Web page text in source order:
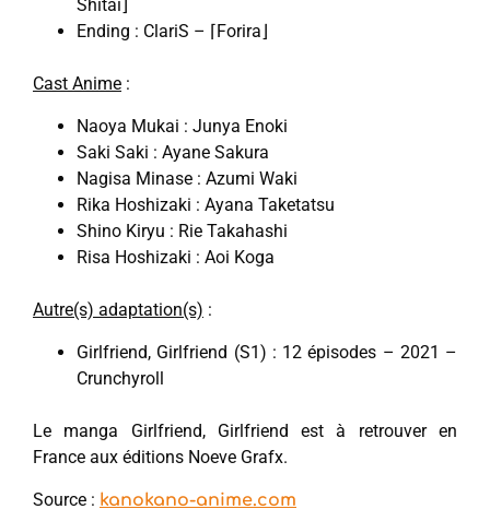
Shitai⌋
Ending : ClariS – ⌈Forira⌋
Cast Anime :
Naoya Mukai : Junya Enoki
Saki Saki : Ayane Sakura
Nagisa Minase : Azumi Waki
Rika Hoshizaki : Ayana Taketatsu
Shino Kiryu : Rie Takahashi
Risa Hoshizaki : Aoi Koga
Autre(s) adaptation(s) :
Girlfriend, Girlfriend (S1) : 12 épisodes – 2021 –
Crunchyroll
Le manga Girlfriend, Girlfriend est à retrouver en
France aux éditions Noeve Grafx.
Source : kanokano-anime.com